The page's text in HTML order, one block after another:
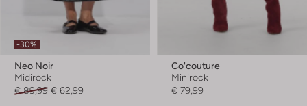
-30%
Neo Noir
Midirock
€ 89,99 € 62,99
Co'couture
Minirock
€ 79,99